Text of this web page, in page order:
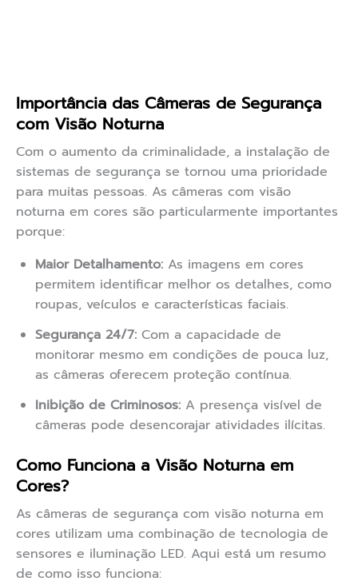
Importância das Câmeras de Segurança
com Visão Noturna
Com o aumento da criminalidade, a instalação de
sistemas de segurança se tornou uma prioridade
para muitas pessoas. As câmeras com visão
noturna em cores são particularmente importantes
porque:
Maior Detalhamento: As imagens em cores
permitem identificar melhor os detalhes, como
roupas, veículos e características faciais.
Segurança 24/7: Com a capacidade de
monitorar mesmo em condições de pouca luz,
as câmeras oferecem proteção contínua.
Inibição de Criminosos: A presença visível de
câmeras pode desencorajar atividades ilícitas.
Como Funciona a Visão Noturna em
Cores?
As câmeras de segurança com visão noturna em
cores utilizam uma combinação de tecnologia de
sensores e iluminação LED. Aqui está um resumo
de como isso funciona: